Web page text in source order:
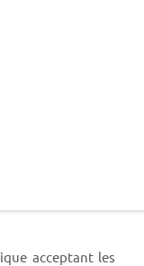
acceptant les